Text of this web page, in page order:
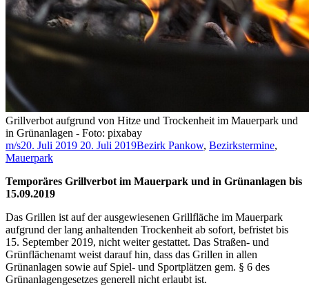
Grillverbot aufgrund von Hitze und Trockenheit im Mauerpark und
in Grünanlagen - Foto: pixabay
m/s20. Juli 2019 20. Juli 2019Bezirk Pankow, Bezirkstermine,
Mauerpark
Temporäres Grillverbot im Mauerpark und in Grünanlagen bis
15.09.2019
Das Grillen ist auf der ausgewiesenen Grillfläche im Mauerpark
aufgrund der lang anhaltenden Trockenheit ab sofort, befristet bis
15. September 2019, nicht weiter gestattet. Das Straßen- und
Grünflächenamt weist darauf hin, dass das Grillen in allen
Grünanlagen sowie auf Spiel- und Sportplätzen gem. § 6 des
Grünanlagengesetzes generell nicht erlaubt ist.